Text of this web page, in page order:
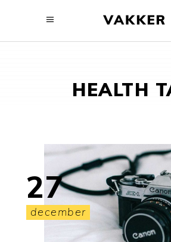
HEALTH
27
december